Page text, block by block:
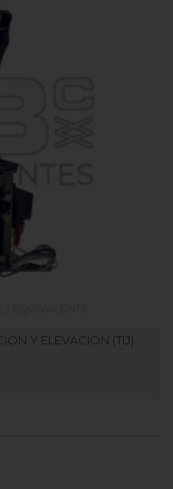
Y ELEVACION (TIJ)